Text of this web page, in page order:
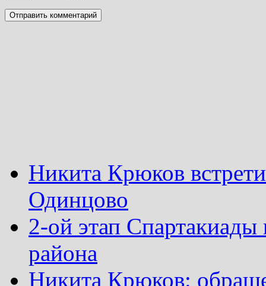
Никита Крюков
Одинцово
2-ой этап
района
Никита Крюков: